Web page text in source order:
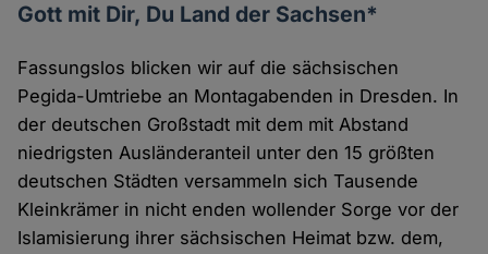
Gott mit Dir, Du Land der Sachsen*
Fassungslos blicken wir auf die sächsischen
Pegida-Umtriebe an Montagabenden in Dresden. In
der deutschen Großstadt mit dem mit Abstand
niedrigsten Ausländeranteil unter den 15 größten
deutschen Städten versammeln sich Tausende
Kleinkrämer in nicht enden wollender Sorge vor der
Islamisierung ihrer sächsischen Heimat bzw. dem,